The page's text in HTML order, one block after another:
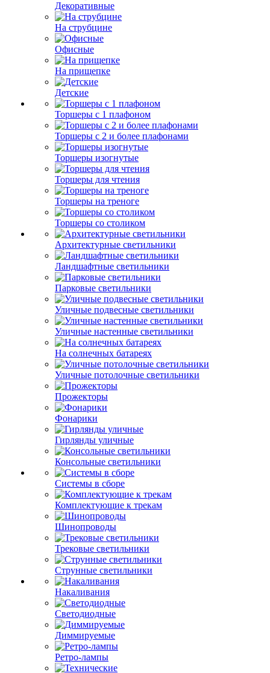
Декоративные
На струбцине
Офисные
На прищепке
Детские
Торшеры с 1 плафоном
Торшеры с 2 и более плафонами
Торшеры изогнутые
Торшеры для чтения
Торшеры на треноге
Торшеры со столиком
Архитектурные светильники
Ландшафтные светильники
Парковые светильники
Уличные подвесные светильники
Уличные настенные светильники
На солнечных батареях
Уличные потолочные светильники
Прожекторы
Фонарики
Гирлянды уличные
Консольные светильники
Системы в сборе
Комплектующие к трекам
Шинопроводы
Трековые светильники
Струнные светильники
Накаливания
Светодиодные
Диммируемые
Ретро-лампы